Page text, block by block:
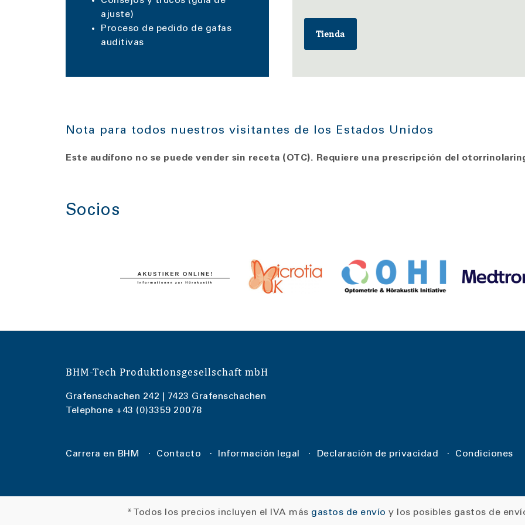
ajuste)
Proceso de pedido de gafas
auditivas
Tienda
Nota para todos nuestros visitantes de los Estados Unidos
Este audífono no se puede vender sin receta (OTC). Requiere una prescripción del
Socios
BHM-Tech Produktionsgesellschaft mbH
Grafenschachen 242 | 7423 Grafenschachen
Telephone +43 (0)3359 20078
Carrera en BHM Contacto Información legal Declaración de privacidad Condiciones
* Todos los precios incluyen el IVA más gastos de envío y los posibles gastos de